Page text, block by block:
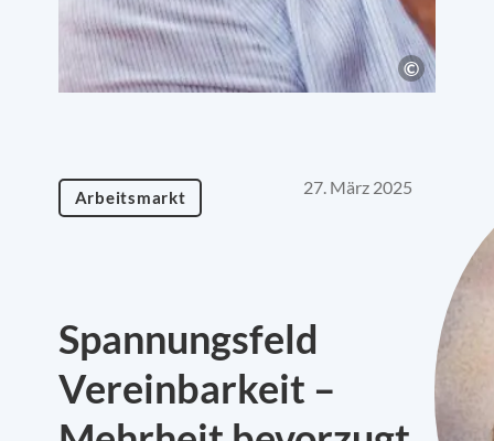
Arbeitsmarkt 27. März 2025
Spannungsfeld
Vereinbarkeit –